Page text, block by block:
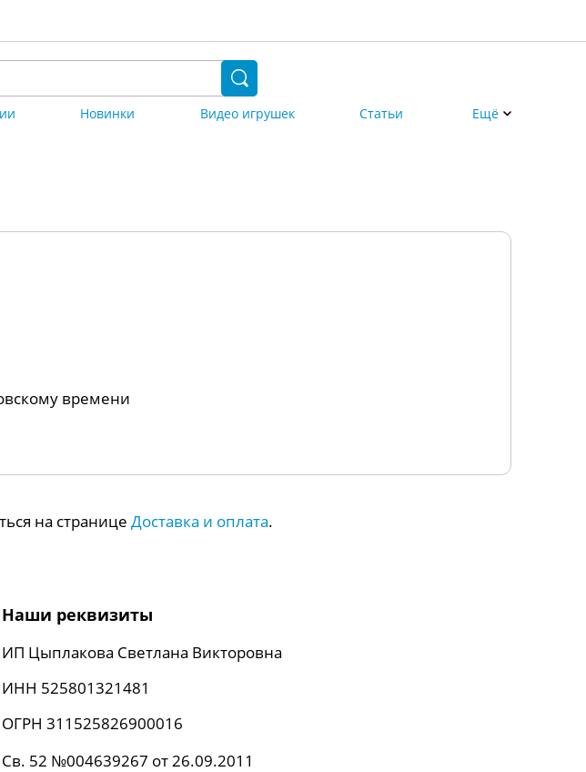
Новинки Видео игрушек Статьи Ещё
времени
на странице Доставка и оплата.
Наши реквизиты
ИП Цыплакова Светлана Викторовна
ИНН 525801321481
ОГРН 311525826900016
Св. 52 №004639267 от 26.09.2011